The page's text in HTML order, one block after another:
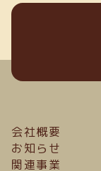
会社概要
お知らせ
関連事業